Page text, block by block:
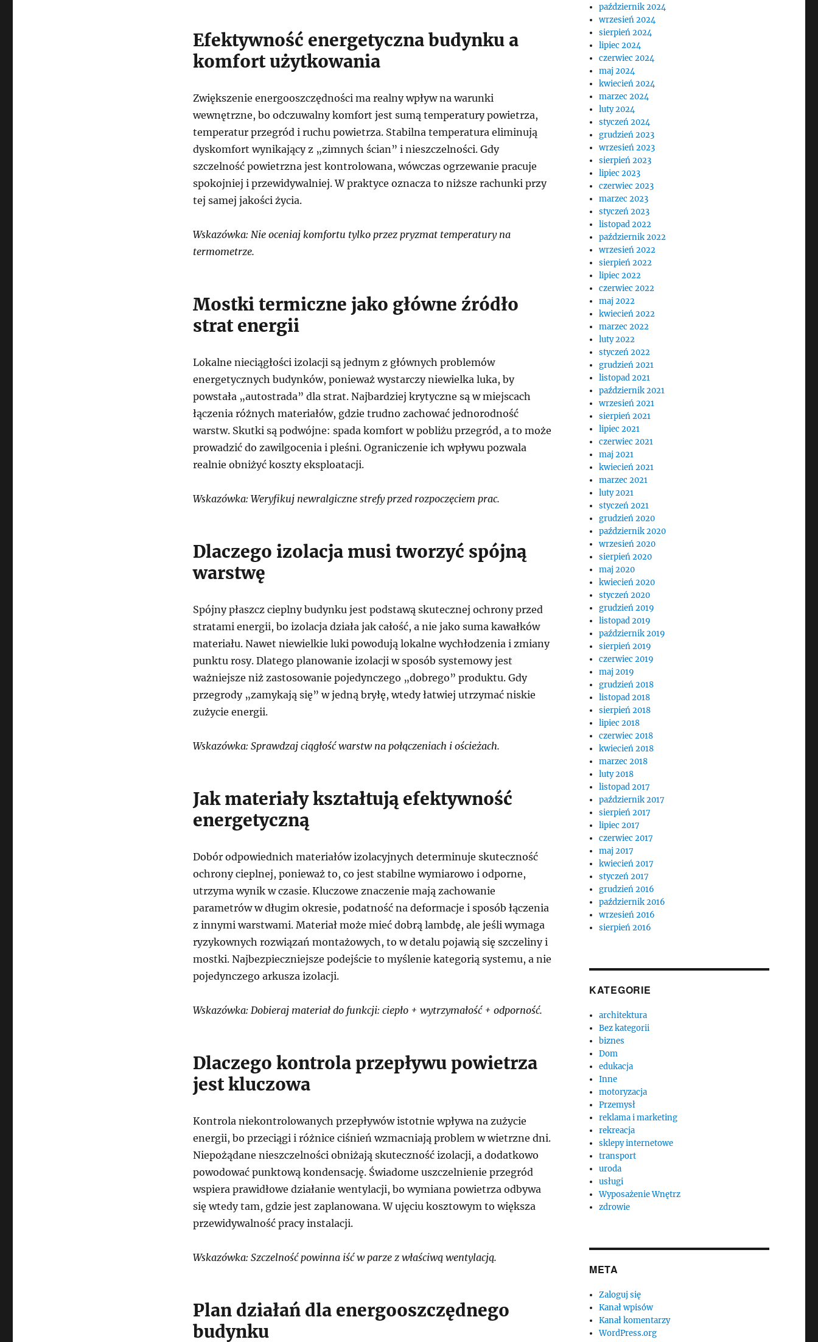
Efektywność energetyczna budynku a
komfort użytkowania
Zwiększenie energooszczędności ma realny wpływ na warunki
wewnętrzne, bo odczuwalny komfort jest sumą temperatury powietrza,
temperatur przegród i ruchu powietrza. Stabilna temperatura eliminują
dyskomfort wynikający z „zimnych ścian” i nieszczelności. Gdy
szczelność powietrzna jest kontrolowana, wówczas ogrzewanie pracuje
spokojniej i przewidywalniej. W praktyce oznacza to niższe rachunki przy
tej samej jakości życia.
Wskazówka: Nie oceniaj komfortu tylko przez pryzmat temperatury na
termometrze.
Mostki termiczne jako główne źródło
strat energii
Lokalne nieciągłości izolacji są jednym z głównych problemów
energetycznych budynków, ponieważ wystarczy niewielka luka, by
powstała „autostrada” dla strat. Najbardziej krytyczne są w miejscach
łączenia różnych materiałów, gdzie trudno zachować jednorodność
warstw. Skutki są podwójne: spada komfort w pobliżu przegród, a to może
prowadzić do zawilgocenia i pleśni. Ograniczenie ich wpływu pozwala
realnie obniżyć koszty eksploatacji.
Wskazówka: Weryfikuj newralgiczne strefy przed rozpoczęciem prac.
Dlaczego izolacja musi tworzyć spójną
warstwę
Spójny płaszcz cieplny budynku jest podstawą skutecznej ochrony przed
stratami energii, bo izolacja działa jak całość, a nie jako suma kawałków
materiału. Nawet niewielkie luki powodują lokalne wychłodzenia i zmiany
punktu rosy. Dlatego planowanie izolacji w sposób systemowy jest
ważniejsze niż zastosowanie pojedynczego „dobrego” produktu. Gdy
przegrody „zamykają się” w jedną bryłę, wtedy łatwiej utrzymać niskie
zużycie energii.
Wskazówka: Sprawdzaj ciągłość warstw na połączeniach i ościeżach.
Jak materiały kształtują efektywność
energetyczną
Dobór odpowiednich materiałów izolacyjnych determinuje skuteczność
ochrony cieplnej, ponieważ to, co jest stabilne wymiarowo i odporne,
utrzyma wynik w czasie. Kluczowe znaczenie mają zachowanie
parametrów w długim okresie, podatność na deformacje i sposób łączenia
z innymi warstwami. Materiał może mieć dobrą lambdę, ale jeśli wymaga
ryzykownych rozwiązań montażowych, to w detalu pojawią się szczeliny i
mostki. Najbezpieczniejsze podejście to myślenie kategorią systemu, a nie
pojedynczego arkusza izolacji.
Wskazówka: Dobieraj materiał do funkcji: ciepło + wytrzymałość + odporność.
Dlaczego kontrola przepływu powietrza
jest kluczowa
Kontrola niekontrolowanych przepływów istotnie wpływa na zużycie
energii, bo przeciągi i różnice ciśnień wzmacniają problem w wietrzne dni.
Niepożądane nieszczelności obniżają skuteczność izolacji, a dodatkowo
powodować punktową kondensację. Świadome uszczelnienie przegród
wspiera prawidłowe działanie wentylacji, bo wymiana powietrza odbywa
się wtedy tam, gdzie jest zaplanowana. W ujęciu kosztowym to większa
przewidywalność pracy instalacji.
Wskazówka: Szczelność powinna iść w parze z właściwą wentylacją.
Plan działań dla energooszczędnego
budynku
październik 2024
wrzesień 2024
sierpień 2024
lipiec 2024
czerwiec 2024
maj 2024
kwiecień 2024
marzec 2024
luty 2024
styczeń 2024
grudzień 2023
wrzesień 2023
sierpień 2023
lipiec 2023
czerwiec 2023
marzec 2023
styczeń 2023
listopad 2022
październik 2022
wrzesień 2022
sierpień 2022
lipiec 2022
czerwiec 2022
maj 2022
kwiecień 2022
marzec 2022
luty 2022
styczeń 2022
grudzień 2021
listopad 2021
październik 2021
wrzesień 2021
sierpień 2021
lipiec 2021
czerwiec 2021
maj 2021
kwiecień 2021
marzec 2021
luty 2021
styczeń 2021
grudzień 2020
październik 2020
wrzesień 2020
sierpień 2020
maj 2020
kwiecień 2020
styczeń 2020
grudzień 2019
listopad 2019
październik 2019
sierpień 2019
czerwiec 2019
maj 2019
grudzień 2018
listopad 2018
sierpień 2018
lipiec 2018
czerwiec 2018
kwiecień 2018
marzec 2018
luty 2018
listopad 2017
październik 2017
sierpień 2017
lipiec 2017
czerwiec 2017
maj 2017
kwiecień 2017
styczeń 2017
grudzień 2016
październik 2016
wrzesień 2016
sierpień 2016
KATEGORIE
architektura
Bez kategorii
biznes
Dom
edukacja
Inne
motoryzacja
Przemysł
reklama i marketing
rekreacja
sklepy internetowe
transport
uroda
usługi
Wyposażenie Wnętrz
zdrowie
META
Zaloguj się
Kanał wpisów
Kanał komentarzy
WordPress.org